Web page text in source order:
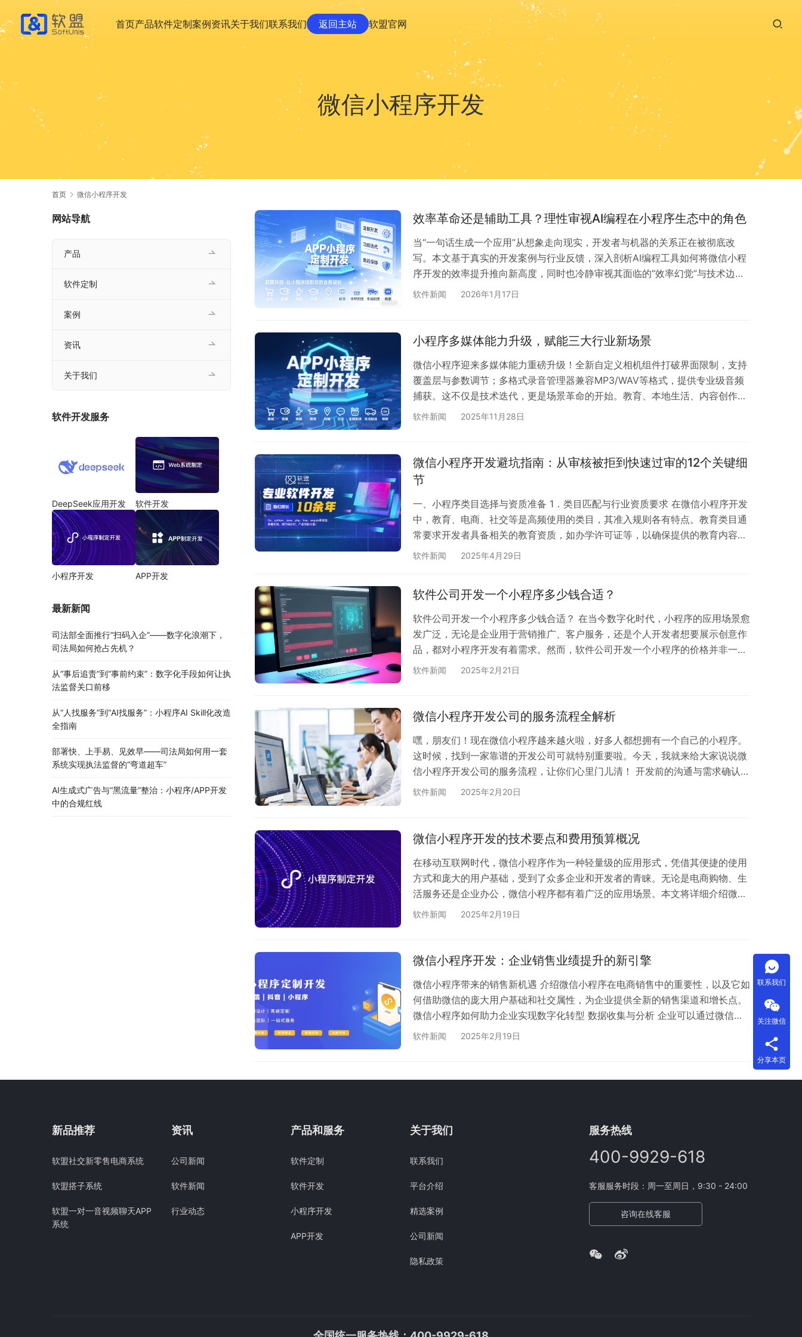
首页产品软件定制案例资讯关于我们联系我们 返回主站 软盟官网
微信小程序开发
首页 微信小程序开发
效率革命还是辅助工具？理性审视AI编程在小程序生态中的角色
当“一句话生成一个应用”从想象走向现实，开发者与机器的关系正在被彻底改
写。本文基于真实的开发案例与行业反馈，深入剖析AI编程工具如何将微信小程
序开发的效率提升推向新高度，同时也冷静审视其面临的“效率幻觉”与技术边
界。这不仅仅是一场工具的革命，更是一场关于开发范式、创新门槛乃至产业生
软件新闻 2026年1月17日
小程序多媒体能力升级，赋能三大行业新场景
微信小程序迎来多媒体能力重磅升级！全新自定义相机组件打破界面限制，支持
覆盖层与参数调节；多格式录音管理器兼容MP3/WAV等格式，提供专业级音频
捕获。这不仅是技术迭代，更是场景革命的开始。教育、本地生活、内容创作三
大行业首当其冲，通过实验打卡、到店核证、播客录制等落地案例，将抽象功能
软件新闻 2025年11月28日
微信小程序开发避坑指南：从审核被拒到快速过审的12个关键细
节
一、小程序类目选择与资质准备 1．类目匹配与行业资质要求 在微信小程序开发
中，教育、电商、社交等是高频使用的类目，其准入规则各有特点。教育类目通
常要求开发者具备相关的教育资质，如办学许可证等，以确保提供的教育内容和
服务的专业性和合法性。电商类目则需要有合法的营业执照，并且可能涉及到商
相关资质。 资质文件的格式一般要求为常见的电子文档格式，如 PDF、JPEG…
软件新闻 2025年4月29日
软件公司开发一个小程序多少钱合适？
软件公司开发一个小程序多少钱合适？ 在当今数字化时代，小程序的应用场景愈
发广泛，无论是企业用于营销推广、客户服务，还是个人开发者想要展示创意作
品，都对小程序开发有着需求。然而，软件公司开发一个小程序的价格并非一个
固定的数值，而是受到多种因素的综合影响。 一、功能复杂程度 基础功能型小
开发成本相对较低，可能在几千元到一两万元不等。因为开发过程中主要工作集
软件新闻 2025年2月21日
微信小程序开发公司的服务流程全解析
嘿，朋友们！现在微信小程序越来越火啦，好多人都想拥有一个自己的小程序。
这时候，找到一家靠谱的开发公司可就特别重要啦。今天，我就来给大家说说微
信小程序开发公司的服务流程，让你们心里门儿清！ 开发前的沟通与需求确认
这第一步可千万不能马虎！在找开发公司之前，你得先弄明白自己做小程序到底
说，你要是做一个电商小程序，那你得明确有没有促销活动功能，界面要设计得
软件新闻 2025年2月20日
微信小程序开发的技术要点和费用预算概况
在移动互联网时代，微信小程序作为一种轻量级的应用形式，凭借其便捷的使用
方式和庞大的用户基础，受到了众多企业和开发者的青睐。无论是电商购物、生
活服务还是企业办公，微信小程序都有着广泛的应用场景。本文将详细介绍微信
小程序开发的技术要点和费用预算概况。 一、微信小程序开发的技术要点
标签和语法，例如<view>标签用于创建视…
软件新闻 2025年2月19日
微信小程序开发：企业销售业绩提升的新引擎
微信小程序带来的销售新机遇 介绍微信小程序在电商销售中的重要性，以及它如
何借助微信的庞大用户基础和社交属性，为企业提供全新的销售渠道和增长点。
微信小程序如何助力企业实现数字化转型 数据收集与分析 企业可以通过微信小
程序全面收集用户的行为数据，如用户的浏览路径、停留时间、点击行为、购买
例如，一家服装企业通过小程序发现某款服装在特定年龄段和地区的用户中销量
软件新闻 2025年2月19日
网站导航
产品
软件定制
案例
资讯
关于我们
软件开发服务
DeepSeek应用开发 软件开发
小程序开发 APP开发
最新新闻
司法部全面推行“扫码入企”——数字化浪潮下，
司法局如何抢占先机？
从“事后追责”到“事前约束”：数字化手段如何让执
法监督关口前移
从“人找服务”到“AI找服务”：小程序AI Skill化改造
全指南
部署快、上手易、见效早——司法局如何用一套
系统实现执法监督的“弯道超车”
AI生成式广告与“黑流量”整治：小程序/APP开发
中的合规红线
新品推荐
软盟社交新零售电商系统
软盟搭子系统
软盟一对一音视频聊天APP
系统
资讯
公司新闻
软件新闻
行业动态
产品和服务
软件定制
软件开发
小程序开发
APP开发
关于我们
联系我们
平台介绍
精选案例
公司新闻
隐私政策
服务热线
400-9929-618
客服服务时段：周一至周日，9:30 - 24:00
咨询在线客服
联系我们
关注微信
分享本页